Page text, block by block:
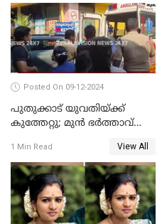
കസ്റ്റഡിയില്‍
Posted On 09-12-2024
പുതുക്കാട് യുവതിയ്ക്ക്
കുത്തേറ്റു; മുൻ ഭർത്താവ്
1 Min Read View All